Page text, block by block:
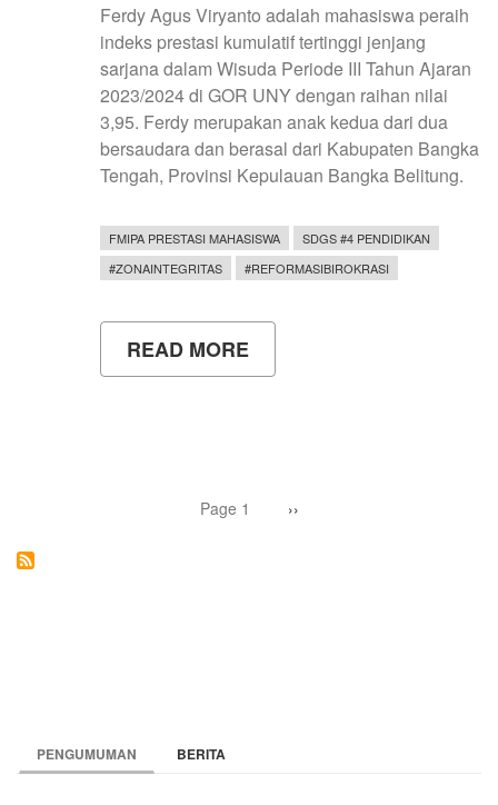
Ferdy Agus Viryanto adalah mahasiswa peraih
indeks prestasi kumulatif tertinggi jenjang
sarjana dalam Wisuda Periode III Tahun Ajaran
2023/2024 di GOR UNY dengan raihan nilai
3,95. Ferdy merupakan anak kedua dari dua
bersaudara dan berasal dari Kabupaten Bangka
Tengah, Provinsi Kepulauan Bangka Belitung.
FMIPA PRESTASI MAHASISWA
SDGS #4 PENDIDIKAN
#ZONAINTEGRITAS
#REFORMASIBIROKRASI
READ MORE
FERDY
UNY
Page 1 Next
››
PENGUMUMAN BERITA